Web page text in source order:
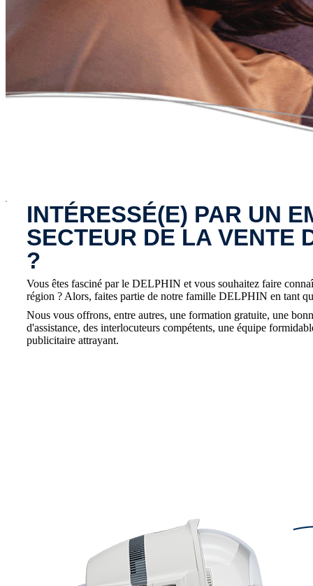
x
INTÉRESSÉ(E) PAR UN
SECTEUR DE LA VENTE
?
Vous êtes fasciné par le DELPHIN et vous souhaitez faire
région ? Alors, faites partie de notre famille DELPHIN en tant
Nous vous offrons, entre autres, une formation gratuite, une
d'assistance, des interlocuteurs compétents, une équipe
publicitaire attrayant.